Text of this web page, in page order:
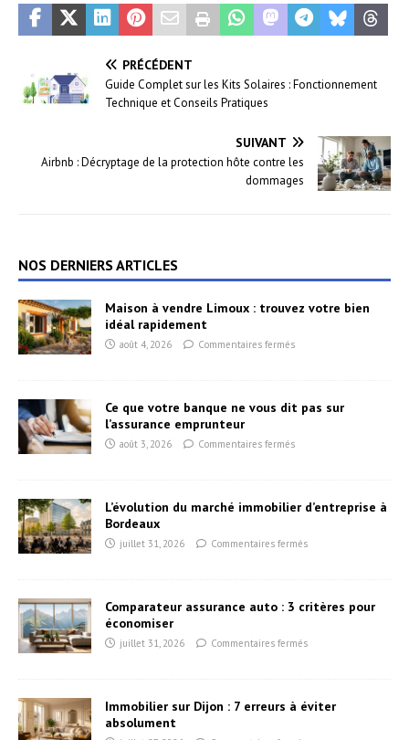
PRÉCÉDENT
Guide Complet sur les Kits Solaires : Fonctionnement
Technique et Conseils Pratiques
SUIVANT
Airbnb : Décryptage de la protection hôte contre les
dommages
NOS DERNIERS ARTICLES
Maison à vendre Limoux : trouvez votre bien
idéal rapidement
août 4, 2026 Commentaires fermés
Ce que votre banque ne vous dit pas sur
l’assurance emprunteur
août 3, 2026 Commentaires fermés
L’évolution du marché immobilier d’entreprise à
Bordeaux
juillet 31, 2026 Commentaires fermés
Comparateur assurance auto : 3 critères pour
économiser
juillet 31, 2026 Commentaires fermés
Immobilier sur Dijon : 7 erreurs à éviter
absolument